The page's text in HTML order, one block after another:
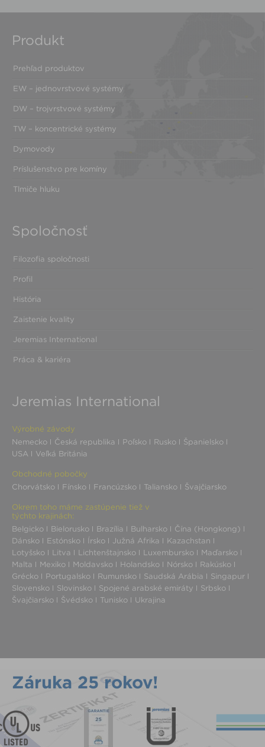
Produkt
Prehľad produktov
EW – jednovrstvové systémy
DW – trojvrstvové systémy
TW – koncentrické systémy
Dymovody
Príslušenstvo pre komíny
Tlmiče hluku
Spoločnosť
Filozofia spoločnosti
Profil
História
Zaistenie kvality
Jeremias International
Práca & kariéra
Jeremias International
Výrobné závody
Nemecko
Česká republika Poľsko Rusko
Španielsko
USA
Veľká Británia
Obchodné pobočky
Chorvátsko
Fínsko Francúzsko Taliansko Švajčiarsko
Okrem toho máme zastúpenie tiež v
týchto krajinách:
Belgicko
Bielorusko Brazília Bulharsko
Čína (Hongkong)
Dánsko
Estónsko Írsko Južná Afrika
Kazachstan
Lotyšsko
Litva Lichtenštajnsko Luxembursko
Maďarsko
Malta
Mexiko Moldavsko Holandsko Nórsko
Rakúsko
Grécko
Portugalsko Rumunsko Saudská Arábia
Singapur
Slovensko
Slovinsko Spojené arabské emiráty
Srbsko
Švajčiarsko
Švédsko Tunisko Ukrajina
Záruka 25 rokov!